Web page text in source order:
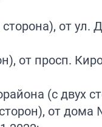
от ул.
от просп.
(с двух
от